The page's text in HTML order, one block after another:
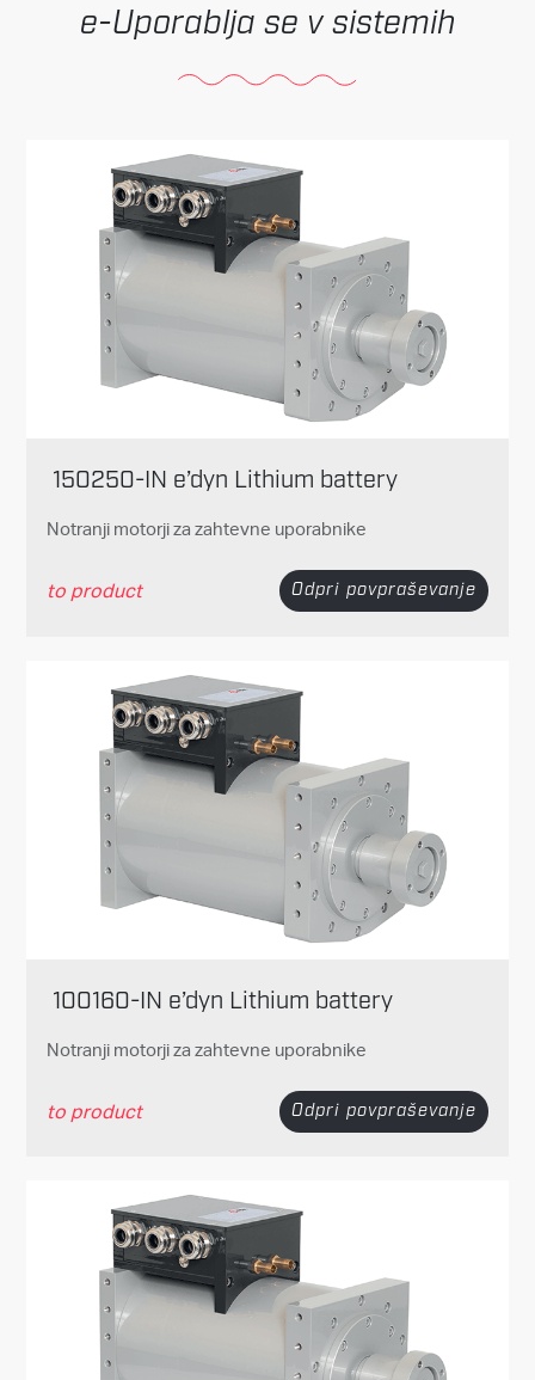
Uporablja se v sistemih
150250-IN e’dyn Lithium battery
Notranji motorji za zahtevne uporabnike
to product Odpri povpraševanje
100160-IN e’dyn Lithium battery
Notranji motorji za zahtevne uporabnike
to product Odpri povpraševanje